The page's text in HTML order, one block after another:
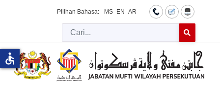
Pilihan Bahasa: MS EN AR
Cari
accessible